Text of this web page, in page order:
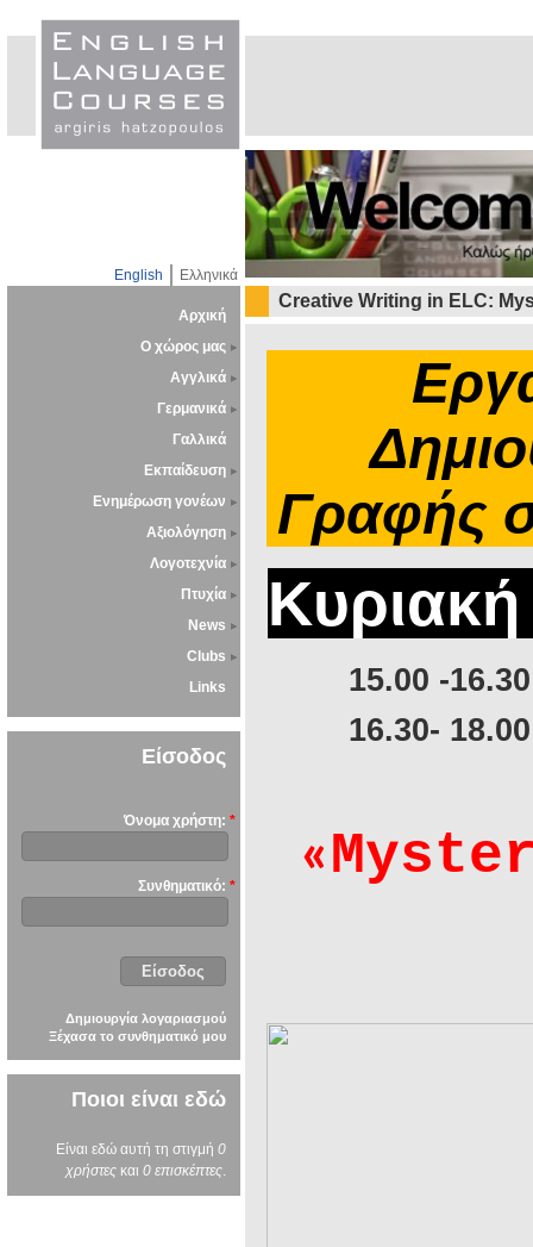
English Ελληνικά
Αρχική
Ο χώρος μας
Αγγλικά
Γερμανικά
Γαλλικά
Εκπαίδευση
Ενημέρωση γονέων
Αξιολόγηση
Λογοτεχνία
Πτυχία
News
Clubs
Links
Είσοδος
Όνομα χρήστη: *
Συνθηματικό: *
Δημιουργία λογαριασμού
Ξέχασα το συνθηματικό μου
Ποιοι είναι εδώ
Είναι εδώ αυτή τη στιγμή 0
χρήστες και 0 επισκέπτες
Creative Writing in ELC:
Δημ
Γραφής
K
15.00 -
16.30-
«